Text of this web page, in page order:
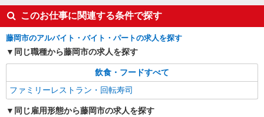
このお仕事に関連する条件で探す
藤岡市のアルバイト・バイト・パートの求人を探す
同じ職種から藤岡市の求人を探す
飲食・フードすべて
ファミリーレストラン・回転寿司
同じ雇用形態から藤岡市の求人を探す